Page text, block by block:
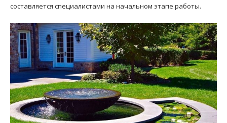
составляется специалистами на начальном этапе работы.